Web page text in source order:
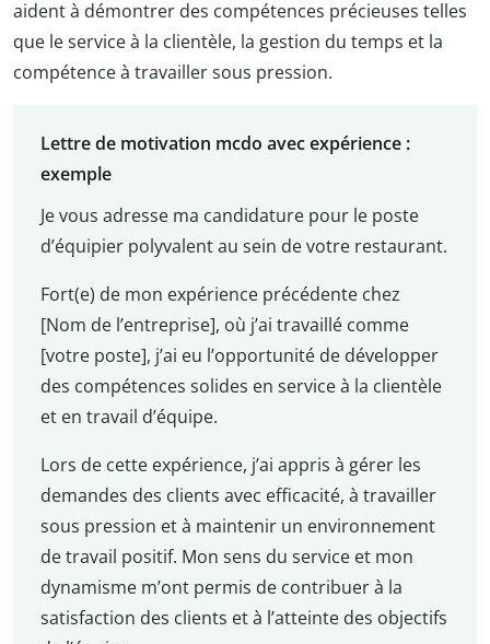
aident à démontrer des compétences précieuses telles
que le service à la clientèle, la gestion du temps et la
compétence à travailler sous pression.
Lettre de motivation mcdo avec expérience :
exemple
Je vous adresse ma candidature pour le poste
d’équipier polyvalent au sein de votre restaurant.
Fort(e) de mon expérience précédente chez
[Nom de l’entreprise], où j’ai travaillé comme
[votre poste], j’ai eu l’opportunité de développer
des compétences solides en service à la clientèle
et en travail d’équipe.
Lors de cette expérience, j’ai appris à gérer les
demandes des clients avec efficacité, à travailler
sous pression et à maintenir un environnement
de travail positif. Mon sens du service et mon
dynamisme m’ont permis de contribuer à la
satisfaction des clients et à l’atteinte des objectifs